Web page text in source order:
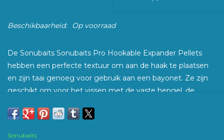
Beschikbaarheid: Op voorraad
De Sonubaits Sonubaits Pro Hookable Expander Pellets
hebben een perfecte textuur om aan de haak te plaatsen
en zijn taai genoeg voor gebruik aan een bayonet. Ze zijn
geschikt om voor het vissen met de vaste hengel, de
Sonubaits